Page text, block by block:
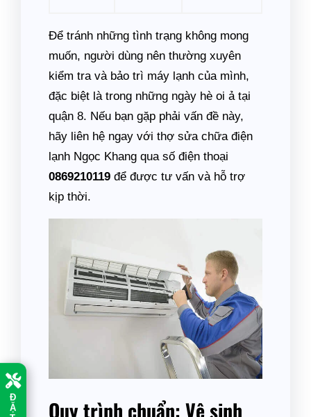
Đ
Ặ
Để tránh những tình trạng không mong
muốn, người dùng nên thường xuyên
kiểm tra và bảo trì máy lạnh của mình,
đặc biệt là trong những ngày hè oi ả tại
quận 8. Nếu bạn gặp phải vấn đề này,
hãy liên hệ ngay với thợ sửa chữa điện
lạnh Ngọc Khang qua số điện thoại
0869210119 để được tư vấn và hỗ trợ
kịp thời.
Quy trình chuẩn: Vệ sinh